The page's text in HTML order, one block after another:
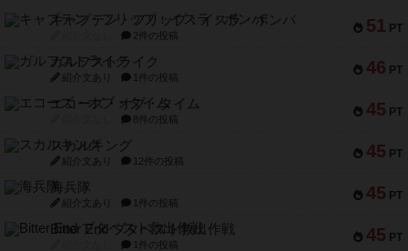
51 PT
キャプテン・フリップ：イスラ・ボンバ
2件の投稿
46 PT
ガルフストライク
紹介文あり 1件の投稿
45 PT
エコーズ・オブ・タイム
8件の投稿
45 PT
スカルキング
紹介文あり 12件の投稿
45 PT
海兵隊
紹介文あり 1件の投稿
45 PT
Bitter End ブタペスト救出作戦
1件の投稿